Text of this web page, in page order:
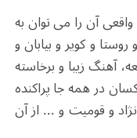
آن را می توان به
و کویر و بیابان و
آهنگ زیبا و برخاسته
در همه جا پراکنده
و قومیت و ... از آن